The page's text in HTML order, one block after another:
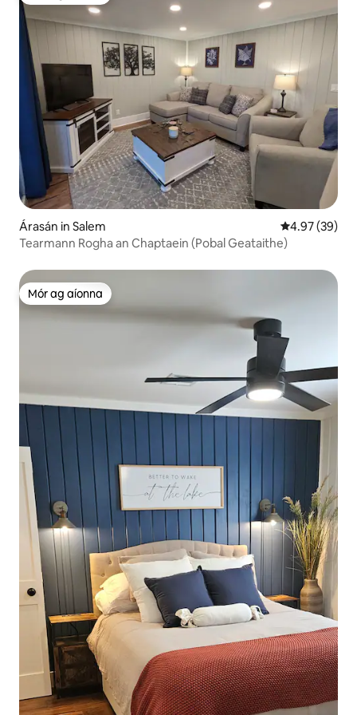
Árasán in Salem Meánrátáil
4.97 (39)
Tearmann Rogha an Chaptaein (Pobal Geataithe)
Mór ag aíonna
Mór ag aíonna